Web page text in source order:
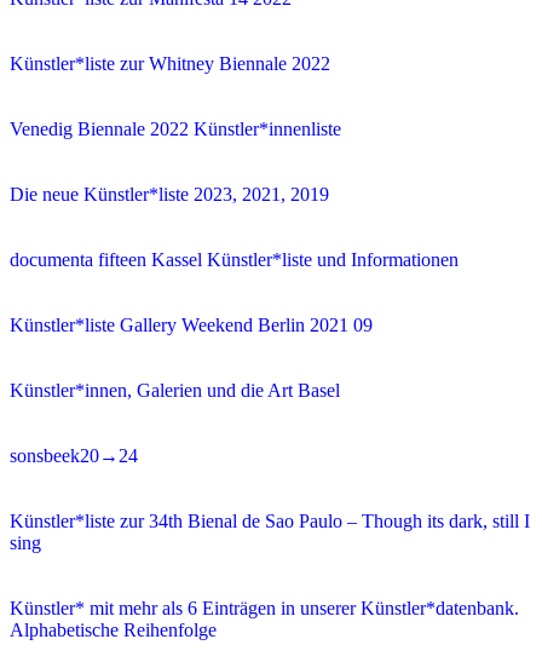
Künstler*liste zur Whitney Biennale 2022
Venedig Biennale 2022 Künstler*innenliste
Die neue Künstler*liste 2023, 2021, 2019
documenta fifteen Kassel Künstler*liste und Informationen
Künstler*liste Gallery Weekend Berlin 2021 09
Künstler*innen, Galerien und die Art Basel
sonsbeek20→24
Künstler*liste zur 34th Bienal de Sao Paulo – Though its dark, still I
sing
Künstler* mit mehr als 6 Einträgen in unserer Künstler*datenbank.
Alphabetische Reihenfolge